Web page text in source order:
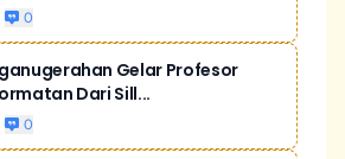
0
Gelar Profesor
Dari Sill...
0